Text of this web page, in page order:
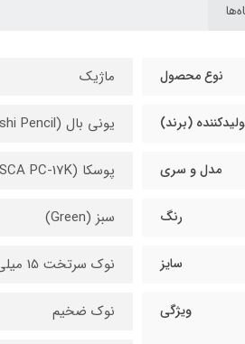
نوع محصول ماژیک
(برند) یونی بال (Uni-Ball (Uni Mitsubishi Pencil
مدل و سری پوسکا (POSCA PC-17K)
رنگ سبز (Green)
سایز نوک سرتخت 15 میلی متر
ویژگی نوک ضخیم